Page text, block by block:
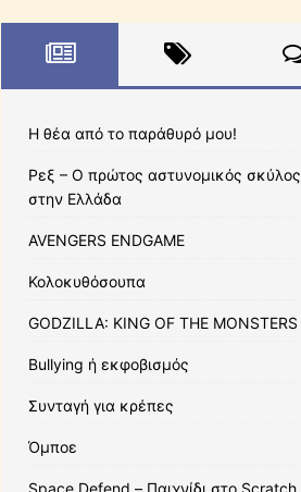
Η θέα από το παράθυρό μου!
Ρεξ – Ο πρώτος αστυνομικός σκύλος
στην Ελλάδα
AVENGERS ENDGAME
Κολοκυθόσουπα
GODZILLA: KING OF THE MONSTERS
Bullying ή εκφοβισμός
Συνταγή για κρέπες
Όμποε
Space Defend – Παιχνίδι στο Scratch